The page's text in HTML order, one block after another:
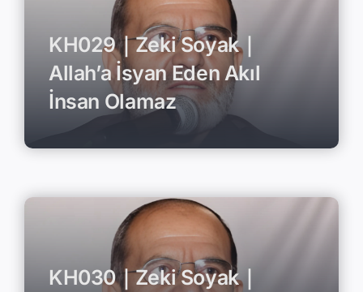
KH029｜Zeki Soyak｜
Allah’a İsyan Eden Akıl
İnsan Olamaz
KH030｜Zeki Soyak｜